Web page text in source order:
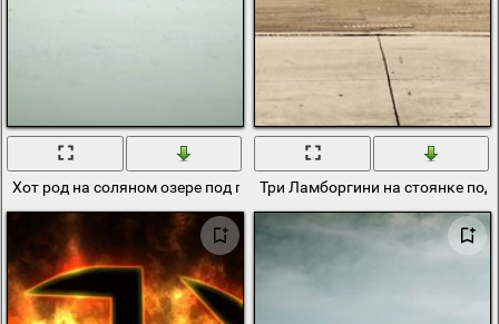
Хот род на соляном озере под палящим солнцем
Три Ламборгини на стоянке